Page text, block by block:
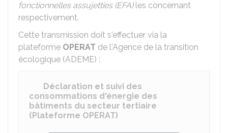
fonctionnelles assujetties (EFA)les concernant
respectivement.
Cette transmission doit s'effectuer via la
plateforme OPERAT de l'Agence de la transition
écologique (ADEME) :
Déclaration et suivi des
consommations d'énergie des
bâtiments du secteur tertiaire
(Plateforme OPERAT)